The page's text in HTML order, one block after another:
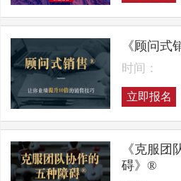
《顾问式
时间：
立即报名
《克服团
碍》®